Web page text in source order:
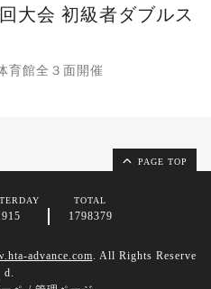
大会 初級者ダブルス
育館全３面開催
PAGE TOP
TOTAL
1798379
advance.com. All Rights Reserve
d.